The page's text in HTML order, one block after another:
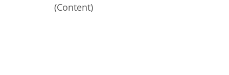
(Content)